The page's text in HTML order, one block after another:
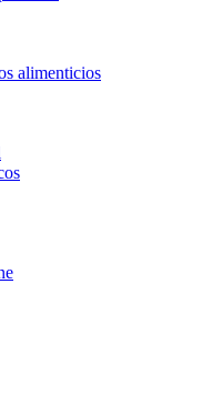
alimenticios